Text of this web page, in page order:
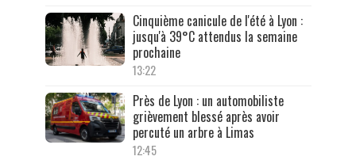
Cinquième canicule de l'été à Lyon :
jusqu'à 39°C attendus la semaine
prochaine
13:22
Près de Lyon : un automobiliste
grièvement blessé après avoir
percuté un arbre à Limas
12:45